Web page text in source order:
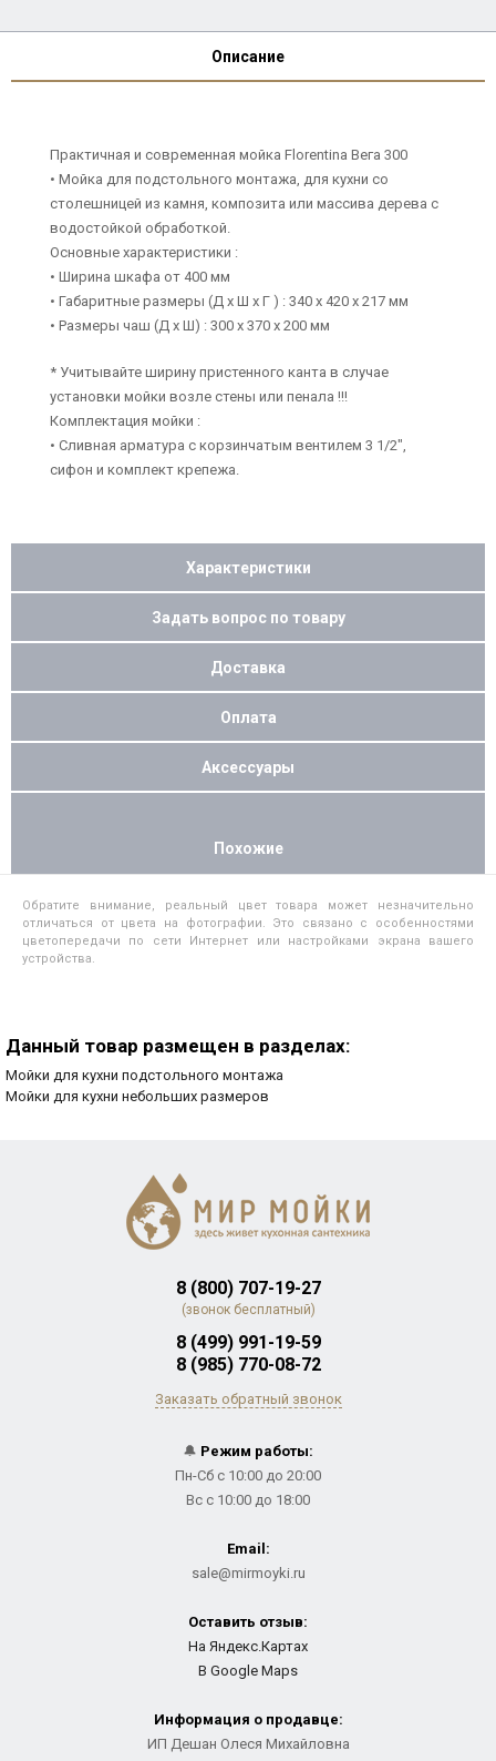
Описание
Практичная и современная мойка Florentina Вега 300
• Мойка для подстольного монтажа, для кухни со
столешницей из камня, композита или массива дерева с
водостойкой обработкой.
Основные характеристики :
• Ширина шкафа от 400 мм
• Габаритные размеры (Д х Ш х Г ) : 340 х 420 х 217 мм
• Размеры чаш (Д х Ш) : 300 х 370 х 200 мм
* Учитывайте ширину пристенного канта в случае
установки мойки возле стены или пенала !!!
Комплектация мойки :
• Сливная арматура с корзинчатым вентилем 3 1/2",
сифон и комплект крепежа.
Характеристики
Задать вопрос по товару
Доставка
Оплата
Аксессуары
Похожие
Обратите внимание, реальный цвет товара может незначительно
отличаться от цвета на фотографии. Это связано с особенностями
цветопередачи по сети Интернет или настройками экрана вашего
устройства.
Данный товар размещен в разделах:
Мойки для кухни подстольного монтажа
Мойки для кухни небольших размеров
8 (800) 707-19-27
(звонок бесплатный)
8 (499) 991-19-59
8 (985) 770-08-72
Заказать обратный звонок
🔔 Режим работы:
Пн-Сб с 10:00 до 20:00
Вс с 10:00 до 18:00
Email:
sale@mirmoyki.ru
Оставить отзыв:
На Яндекс.Картах
В Google Maps
Информация о продавце:
ИП Дешан Олеся Михайловна